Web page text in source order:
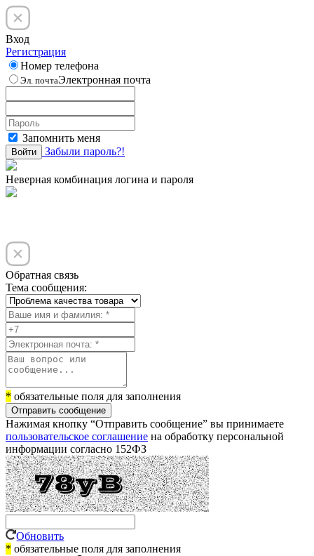
Вход
Регистрация
Номер телефона
Эл. почтаЭлектронная почта
Запомнить меня
Войти Забыли пароль?!
Неверная комбинация логина и пароля
Обратная связь
Тема сообщения:
* обязательные поля для заполнения
Отправить сообщение
Нажимая кнопку “Отправить сообщение” вы принимаете
пользовательское соглашение на обработку персональной
информации согласно 152ФЗ
Обновить
* обязательные поля для заполнения